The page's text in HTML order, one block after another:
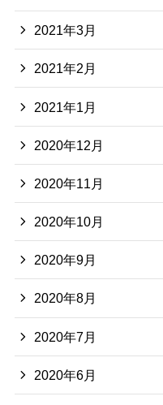
2021年3月
2021年2月
2021年1月
2020年12月
2020年11月
2020年10月
2020年9月
2020年8月
2020年7月
2020年6月